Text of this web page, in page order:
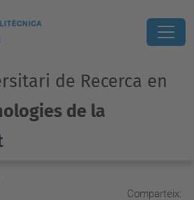
de Recerca en
de la
Comparteix: